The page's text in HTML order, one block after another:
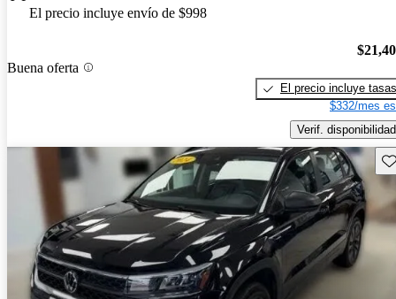
El precio incluye envío de $998
Buena oferta
El precio incluye tasas
$332/mes
Verif. disponibilidad